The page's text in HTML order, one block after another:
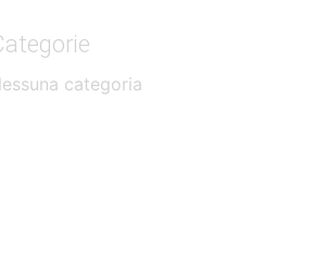
categoria